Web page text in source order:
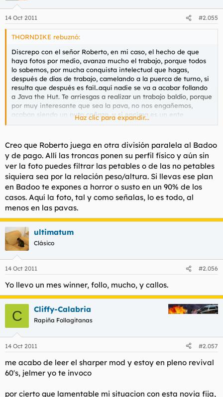
14 Oct 2011 #2.055
THORNDIKE rebuznó:
Discrepo con el señor Roberto, en mi caso, el hecho de que
haya fotos por medio, avanza mucho el trabajo, porque todos
lo sabemos, por mucha conquista intelectual que hagas,
después de días de trabajo, camelando a la puerca de turno, si
resulta que después es fail..aquí nadie se va a acabar follando
a Java the Hut. Te arriesgas a realizar un trabajo baldío, porque
por muy interesante que sea la pava, no nos engañemos,
acaban siendo un puto coñazo, y si encima es un ente
deforme, apaga y vámonos.
Se lo repito una vez más hamijos, las fotos coño, las fotos son
el powah.
Haz clic para expandir...
Creo que Roberto juega en otra división paralela al Badoo
y de pago. Allí las troncas ponen su perfil físico y aún sin
ver la foto puedes filtrar las petables o de las no petables
siquiera sea por la relación peso/altura. Si llevas ese plan
en Badoo te expones a horror o susto en un 90% de los
casos. Aquí la foto, tal y como señalas, lo es todo, al
menos en las pavas.
ultimatum
Clásico
14 Oct 2011 #2.056
Yo llevo un mes winner, follo, mucho, y callos.
C Cliffy-Calabria
Rapiña Follagitanas
14 Oct 2011 #2.057
me acabo de leer el sharper mod y estoy en pleno revival
60's, jelmer yo te invoco
por cierto que lamentable mi situacion con esta novia fija,